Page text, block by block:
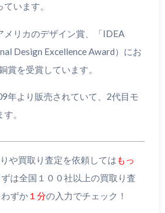
います。
メリカのデザイン賞、「IDEA
Design Excellence Award）にお
賞を受賞しています。
年より販売されていて、2代目モ
。
や買取り査定を依頼してはもっ
は全国１００社以上の買取り査
ずか１分の入力でチェック！